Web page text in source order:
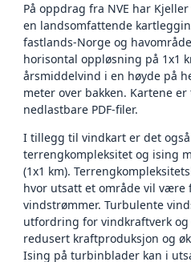
På oppdrag fra NVE har
en landsomfattende
fastlands-Norge og
horisontal oppløsning på 1x1
årsmiddelvind i en høyde på
meter over bakken. Kartene
nedlastbare PDF-filer.
I tillegg til vindkart er det
terrengkompleksitet og ising
(1x1 km).
hvor utsatt et område vil
vindstrømmer. Turbulente
utfordring for vindkraftverk
redusert kraftproduksjon og
Ising på turbinblader kan i